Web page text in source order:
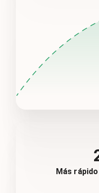
Más rápido